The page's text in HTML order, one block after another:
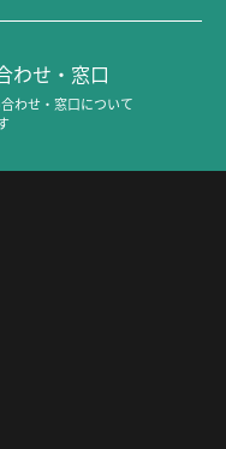
わせ・窓口
わせ・窓口について